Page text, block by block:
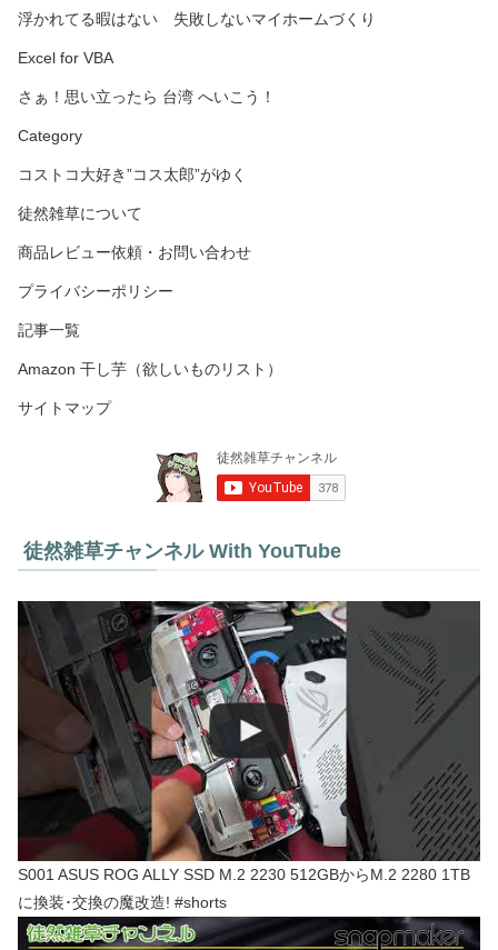
浮かれてる暇はない 失敗しないマイホームづくり
Excel for VBA
さぁ！思い立ったら 台湾 へいこう！
Category
コストコ大好き”コス太郎”がゆく
徒然雑草について
商品レビュー依頼・お問い合わせ
プライバシーポリシー
記事一覧
Amazon 干し芋（欲しいものリスト）
サイトマップ
徒然雑草チャンネル With YouTube
S001 ASUS ROG ALLY SSD M.2 2230 512GBからM.2 2280 1TB
に換装･交換の魔改造! #shorts